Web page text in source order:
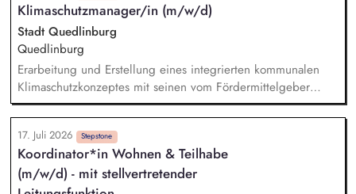
Identifikation kommunaler Handlungsfelder der
Klimaanpassung. Erarbeitung eines Maßnahmenkatalogs mit
Priorisierung zur Entwicklung von Umsetzungsstrategien.
Integration der Klimaanpassung als Querschnittsaufgabe in
bestehende Verwaltungsprozesse und Strukturen.
Klimaschutzmanager/in (m/w/d)
Stadt Quedlinburg
Quedlinburg
Erarbeitung und Erstellung eines integrierten kommunalen
Klimaschutzkonzeptes mit seinen vom Fördermittelgeber
geforderten Bestandteilen Beauftragung und Koordination von
externen Drittanbietern Initiierung, Begleitung und
Projektmanagement von Maßnahmen und Projekten Prüfung
und Umsetzung von wirkungsvollen Klimaschutz-
Sofortmaßnahmen Durchführung eines zivilgesellschaftlichen
17. Juli 2026 Stepstone
Koordinator*in Wohnen & Teilhabe
(m/w/d) - mit stellvertretender